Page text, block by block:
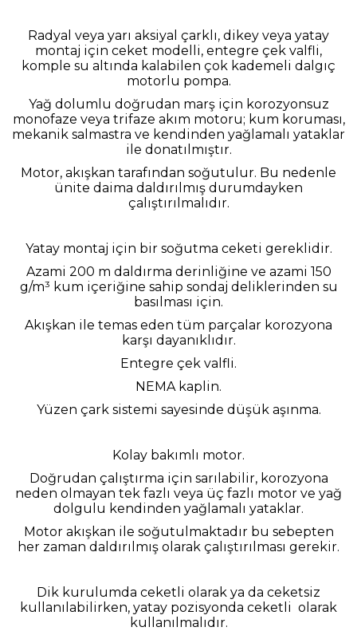
Radyal veya yarı aksiyal çarklı, dikey veya yatay
montaj için ceket modelli, entegre çek valfli,
komple su altında kalabilen çok kademeli dalgıç
motorlu pompa.
Yağ dolumlu doğrudan marş için korozyonsuz
monofaze veya trifaze akım motoru; kum koruması,
mekanik salmastra ve kendinden yağlamalı yataklar
ile donatılmıştır.
Motor, akışkan tarafından soğutulur. Bu nedenle
ünite daima daldırılmış durumdayken
çalıştırılmalıdır.
Yatay montaj için bir soğutma ceketi gereklidir.
Azami 200 m daldırma derinliğine ve azami 150
g/m³ kum içeriğine sahip sondaj deliklerinden su
basılması için.
Akışkan ile temas eden tüm parçalar korozyona
karşı dayanıklıdır.
Entegre çek valfli.
NEMA kaplin.
Yüzen çark sistemi sayesinde düşük aşınma.
Kolay bakımlı motor.
Doğrudan çalıştırma için sarılabilir, korozyona
neden olmayan tek fazlı veya üç fazlı motor ve yağ
dolgulu kendinden yağlamalı yataklar.
Motor akışkan ile soğutulmaktadır bu sebepten
her zaman daldırılmış olarak çalıştırılması gerekir.
Dik kurulumda ceketli olarak ya da ceketsiz
kullanılabilirken, yatay pozisyonda ceketli olarak
kullanılmalıdır.